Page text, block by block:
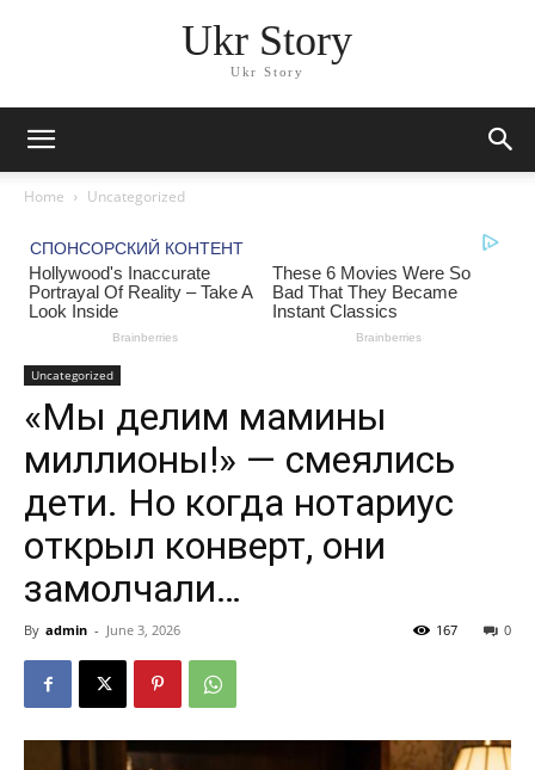
Ukr Story
Ukr Story
Home Uncategorized
Uncategorized
«Мы делим мамины
миллионы!» — смеялись
дети. Но когда нотариус
открыл конверт, они
замолчали…
By admin - June 3, 2026 0
167